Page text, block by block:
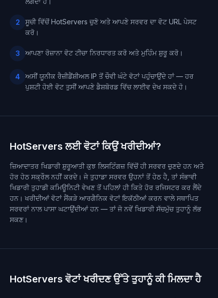
2
ਸੂਚੀ ਵਿੱਚੋਂ HotServers ਚੁਣੋ ਅਤੇ ਆਪਣੇ ਸਰਵਰ ਦਾ ਵੋਟ URL ਪੇਸਟ
ਕਰੋ।
3 ਆਪਣਾ ਰੋਜ਼ਾਨਾ ਵੋਟ ਟੀਚਾ ਨਿਰਧਾਰਤ ਕਰੋ ਅਤੇ ਮੁਹਿੰਮ ਸ਼ੁਰੂ ਕਰੋ।
4
ਅਸੀਂ ਯੂਨੀਕ ਰੈਜ਼ੀਡੈਂਸ਼ੀਅਲ IP ਤੋਂ ਚੌਵੀ ਘੰਟੇ ਵੋਟਾਂ ਪਹੁੰਚਾਉਂਦੇ ਹਾਂ — ਹਰ
ਪੁਸ਼ਟੀ ਹੋਈ ਵੋਟ ਤੁਸੀਂ ਆਪਣੇ ਡੈਸ਼ਬੋਰਡ ਵਿੱਚ ਲਾਈਵ ਦੇਖ ਸਕਦੇ ਹੋ।
HotServers ਲਈ ਵੋਟਾਂ ਕਿਉਂ ਖਰੀਦੀਆਂ?
ਜ਼ਿਆਦਾਤਰ ਖਿਡਾਰੀ ਸ਼ੁਰੂਆਤੀ ਕੁਝ ਲਿਸਟਿੰਗਜ਼ ਵਿੱਚੋਂ ਹੀ ਸਰਵਰ ਚੁਣਦੇ ਹਨ ਅਤੇ
ਹੋਰ ਹੇਠ ਸਕ੍ਰੌਲ ਨਹੀਂ ਕਰਦੇ। ਜੇ ਤੁਹਾਡਾ ਸਰਵਰ ਉਹਨਾਂ ਤੋਂ ਹੇਠ ਹੈ, ਤਾਂ ਸੰਭਾਵੀ
ਖਿਡਾਰੀ ਤੁਹਾਡੀ ਕਮਿਊਨਿਟੀ ਵੇਖਣ ਤੋਂ ਪਹਿਲਾਂ ਹੀ ਕਿਤੇ ਹੋਰ ਰਜਿਸਟਰ ਕਰ ਲੈਂਦੇ
ਹਨ। ਖਰੀਦੀਆਂ ਵੋਟਾਂ ਸੈਂਕੜੇ ਆਰਗੈਨਿਕ ਵੋਟਾਂ ਇਕੱਠੀਆਂ ਕਰਨ ਵਾਲੇ ਸਥਾਪਿਤ
ਸਰਵਰਾਂ ਨਾਲ ਪਾਸਾ ਘਟਾਉਂਦੀਆਂ ਹਨ — ਤਾਂ ਜੋ ਨਵੇਂ ਖਿਡਾਰੀ ਸੱਚਮੁੱਚ ਤੁਹਾਨੂੰ ਲੱਭ
ਸਕਣ।
HotServers ਵੋਟਾਂ ਖਰੀਦਣ ਉੱਤੇ ਤੁਹਾਨੂੰ ਕੀ ਮਿਲਦਾ ਹੈ